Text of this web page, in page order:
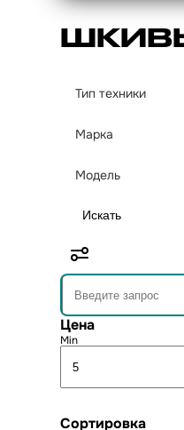
Тип техники
Марка
Модель
Искать
Цена
Min
Сортировка